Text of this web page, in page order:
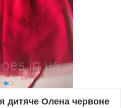
дитяче Олена червоне